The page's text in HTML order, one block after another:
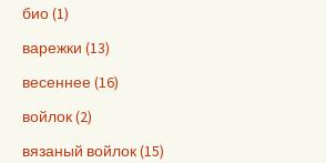
био (1)
варежки (13)
весеннее (16)
войлок (2)
вязаный войлок (15)